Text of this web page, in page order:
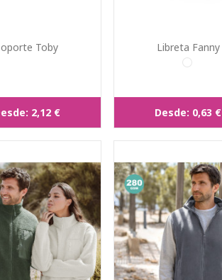
Toby
2,12 €
Libreta Fanny
Desde: 0,63 €